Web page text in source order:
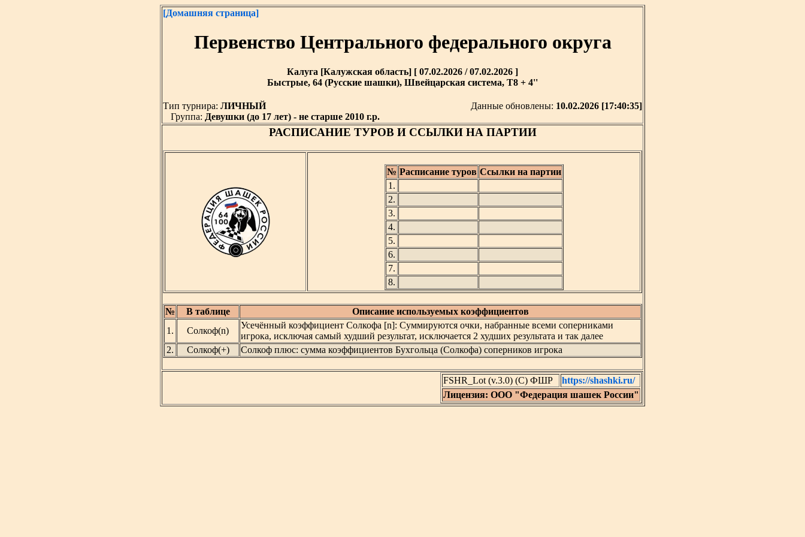
[Домашняя страница]
Первенство Центрального федерального округа
Калуга [Калужская область] [ 07.02.2026 / 07.02.2026 ]
Быстрые, 64 (Русские шашки), Швейцарская система, T8 + 4''
Тип турнира: ЛИЧНЫЙ Данные обновлены: 10.02.2026 [17:40:35]
Группа: Девушки (до 17 лет) - не старше 2010 г.р.
РАСПИСАНИЕ ТУРОВ И ССЫЛКИ НА ПАРТИИ
№ Расписание туров Ссылки на партии
1.
2.
3.
4.
5.
6.
7.
8.
№ В таблице
Описание используемых коэффициентов
1.
Солкоф(n)
Усечённый коэффициент Солкофа [n]: Суммируются очки, набранные всеми соперниками
игрока, исключая самый худший результат, исключается 2 худших результата и так далее
2.
Солкоф(+) Солкоф плюс: сумма коэффициентов Бухгольца (Солкофа) соперников игрока
FSHR_Lot (v.3.0) (C) ФШР
https://shashki.ru/
Лицензия: ООО "Федерация шашек России"